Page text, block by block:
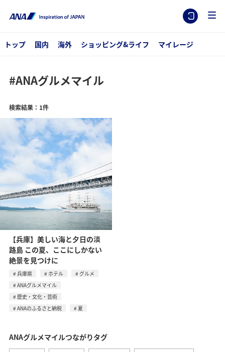
トップ 国内 海外 ショッピング&ライフ マイレージ
#ANAグルメマイル
検索結果：1件
【兵庫】美しい海と夕日の淡
路島 この夏、ここにしかない
絶景を見つけに
兵庫県 ホテル
グルメ
ANAグルメマイル
歴史・文化・芸術
ANAのふるさと納税
夏
ANAグルメマイルつながりタグ